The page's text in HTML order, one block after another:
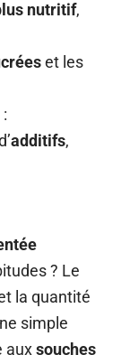
nutritif,
et les
additifs,
? Le
la quantité
simple
auxsouches